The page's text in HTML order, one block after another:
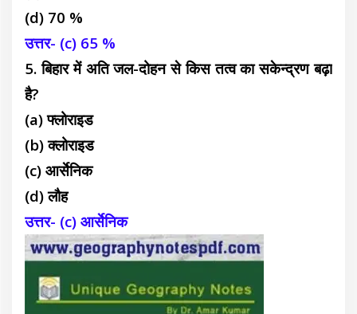
(d) 70 %
उत्तर- (c) 65 %
5. बिहार में अति जल-दोहन से किस तत्व का सकेन्द्रण बढ़ा
है?
(a) फ्लोराइड
(b) क्लोराइड
(c) आर्सेनिक
(d) लौह
उत्तर- (c) आर्सेनिक